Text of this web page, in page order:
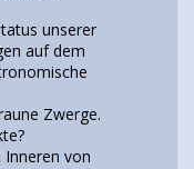
unserer
auf dem
Zwerge.
von